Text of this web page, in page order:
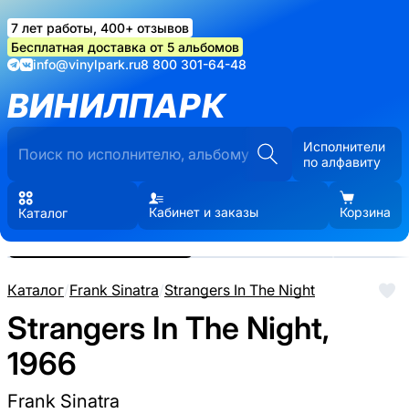
7 лет работы, 400+ отзывов
Бесплатная доставка от 5 альбомов
info@vinylpark.ru8 800 301-64-48
ВИНИЛПАРК
Исполнители
по алфавиту
Каталог Кабинет и заказы Корзина
Каталог/Frank Sinatra/Strangers In The Night
Strangers In The Night,
1966
Frank Sinatra
Реальные фото пластинки.
Нажмите, чтобы увеличить